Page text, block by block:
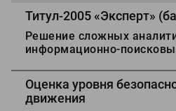
Титул-2005 «Эксперт»
Решение сложных
информационно-
БД «Титул-2005»/
Оценка уровня
движения